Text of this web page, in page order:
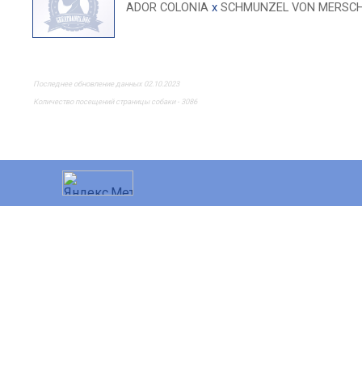
ADOR COLONIA x SCHMUNZEL VON
Последнее обновление данных 02.10.2023
Количество посещений страницы собаки - 3086